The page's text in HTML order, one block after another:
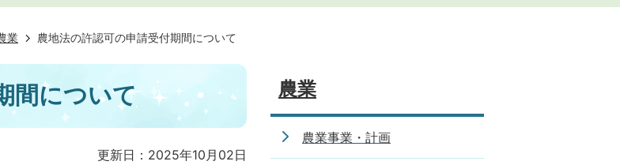
業 農地法の許認可の申請受付期間について
間について
更新日：2025年10月02日
農業
農業事業・計画